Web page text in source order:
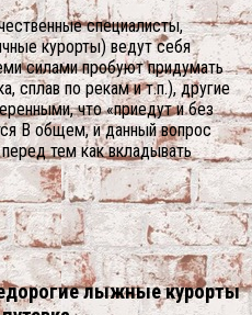
специалисты,
курорты) ведут себя
силами пробуют придумать
сплав по рекам и т.п.), другие
что «приедут и без
В общем, и данный вопрос
тем как вкладывать
лыжные курорты